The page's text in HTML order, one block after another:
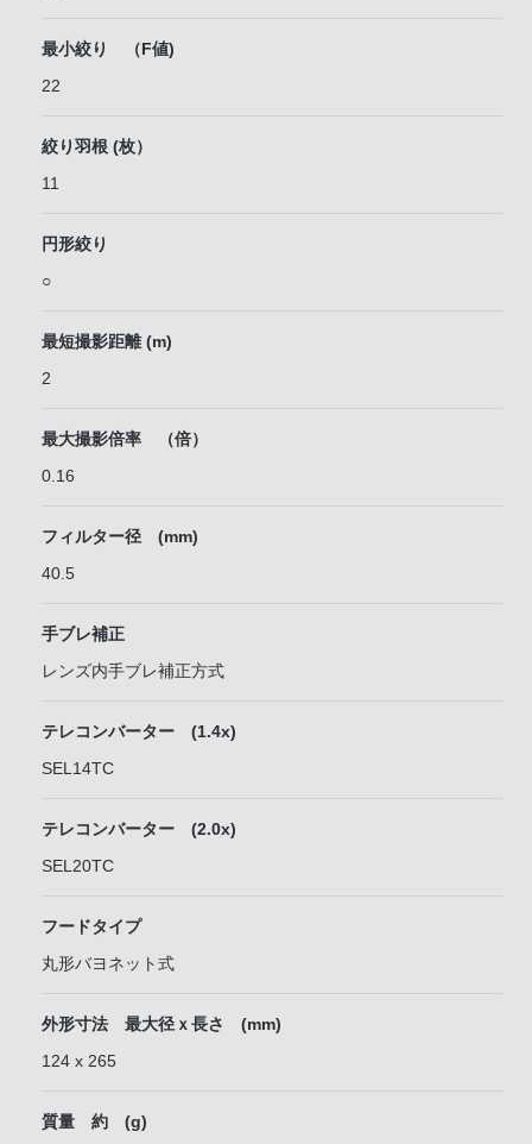
最小絞り （F値)
22
絞り羽根 (枚）
11
円形絞り
○
最短撮影距離 (m)
2
最大撮影倍率 （倍）
0.16
フィルター径 (mm)
40.5
手ブレ補正
レンズ内手ブレ補正方式
テレコンバーター (1.4x)
SEL14TC
テレコンバーター (2.0x)
SEL20TC
フードタイプ
丸形バヨネット式
外形寸法 最大径ｘ長さ (mm)
124 x 265
質量 約 (g)